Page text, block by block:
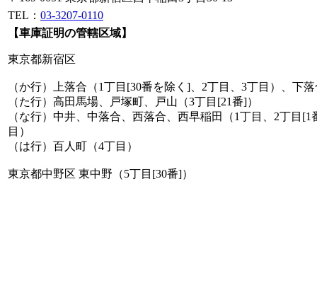
TEL： 03-3207-0110
【車庫証明の管轄区域】
東京都新宿区
（か行）上落合（1丁目[30番を除く]、2丁目、3丁目）、下
（た行）高田馬場、戸塚町、戸山（3丁目[21番]）
（な行）中井、中落合、西落合、西早稲田（1丁目、2丁目[1
目）
（は行）百人町（4丁目）
東京都中野区 東中野（5丁目[30番]）